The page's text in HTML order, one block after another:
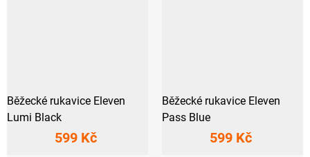
Běžecké rukavice Eleven
Lumi Black
599 Kč
Běžecké rukavice Eleven
Pass Blue
599 Kč